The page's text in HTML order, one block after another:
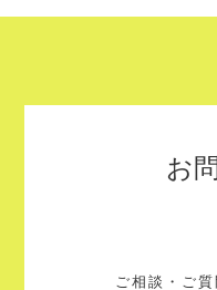
お
ご相談・ご